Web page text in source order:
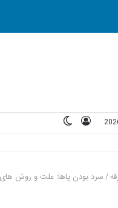
تغییرورود
/سرد بودن پاها: علت و روش های